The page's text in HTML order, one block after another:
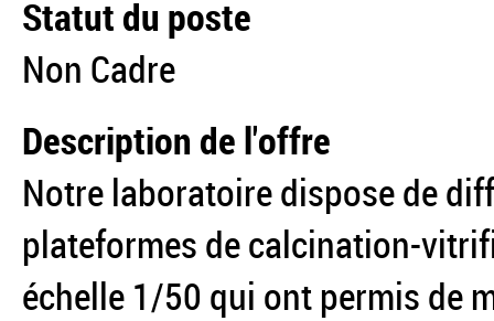
Statut du poste
Non Cadre
Description de l'offre
Notre laboratoire dispose de
plateformes de calcination-
échelle 1/50 qui ont permis de